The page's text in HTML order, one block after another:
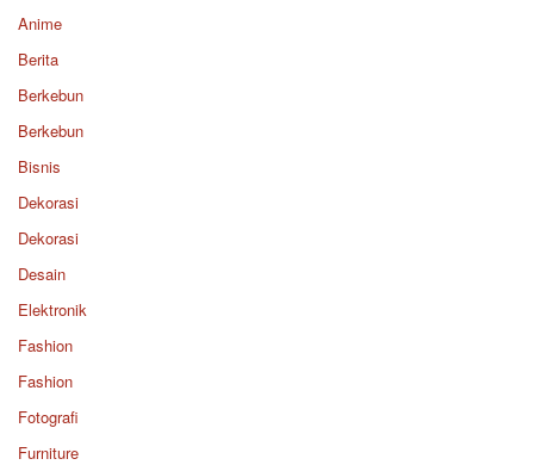
Anime
Berita
Berkebun
Berkebun
Bisnis
Dekorasi
Dekorasi
Desain
Elektronik
Fashion
Fashion
Fotografi
Furniture